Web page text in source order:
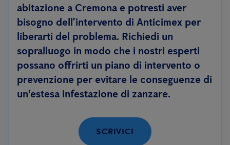
abitazione a Cremona e potresti aver
bisogno dell’intervento di Anticimex per
liberarti del problema. Richiedi un
sopralluogo in modo che i nostri esperti
possano offrirti un piano di intervento o
prevenzione per evitare le conseguenze di
un'estesa infestazione di zanzare.
SCRIVICI